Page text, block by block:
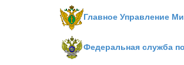
Главное Управление
Федеральная служба